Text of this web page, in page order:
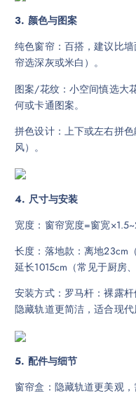
3. 颜色与图案
纯色窗帘：百搭，建议比
帘选深灰或米白）。
图案/花纹：小空间慎选大
何或卡通图案。
拼色设计：上下或左右拼
风）。
4. 尺寸与安装
宽度：窗帘宽度=窗宽
长度：落地款：离地23cm
延长1015cm（常见于厨房
安装方式：罗马杆：裸露
隐藏轨道更简洁，适合现代
5. 配件与细节
窗帘盒：隐藏轨道更美观，